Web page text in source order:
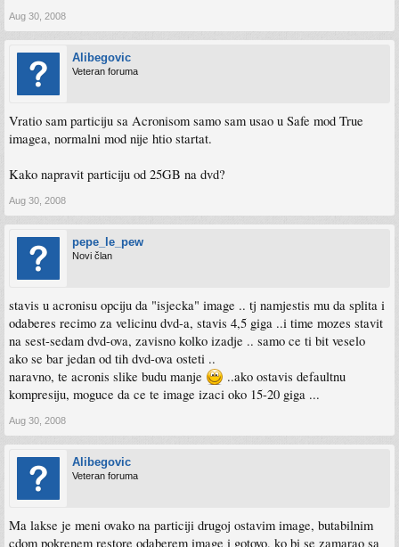
Aug 30, 2008
Alibegovic
Veteran foruma
Vratio sam particiju sa Acronisom samo sam usao u Safe mod True
imagea, normalni mod nije htio startat.
Kako napravit particiju od 25GB na dvd?
Aug 30, 2008
pepe_le_pew
Novi član
stavis u acronisu opciju da "isjecka" image .. tj namjestis mu da splita i
odaberes recimo za velicinu dvd-a, stavis 4,5 giga ..i time mozes stavit
na sest-sedam dvd-ova, zavisno kolko izadje .. samo ce ti bit veselo
ako se bar jedan od tih dvd-ova osteti ..
naravno, te acronis slike budu manje
..ako ostavis defaultnu
kompresiju, moguce da ce te image izaci oko 15-20 giga ...
Aug 30, 2008
Alibegovic
Veteran foruma
Ma lakse je meni ovako na particiji drugoj ostavim image, butabilnim
cdom pokrenem restore odaberem image i gotovo, ko bi se zamarao sa